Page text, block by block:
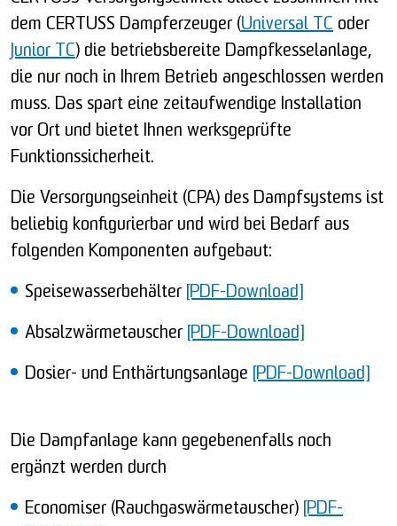
dem CERTUSS Dampferzeuger (Universal TC oder
Junior TC) die betriebsbereite Dampfkesselanlage,
die nur noch in Ihrem Betrieb angeschlossen werden
muss. Das spart eine zeitaufwendige Installation
vor Ort und bietet Ihnen werksgeprüfte
Funktionssicherheit.
Die Versorgungseinheit (CPA) des Dampfsystems ist
beliebig konfigurierbar und wird bei Bedarf aus
folgenden Komponenten aufgebaut:
Speisewasserbehälter [PDF-Download]
Absalzwärmetauscher [PDF-Download]
Dosier- und Enthärtungsanlage [PDF-Download]
Die Dampfanlage kann gegebenenfalls noch
ergänzt werden durch
Economiser (Rauchgaswärmetauscher) [PDF-